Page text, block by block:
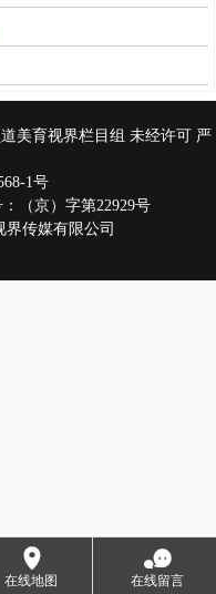
美育视界栏目组 未经许可 严
1号
（京）字第22929号
传媒有限公司
󰅊
在线地图
󰂮
在线留言